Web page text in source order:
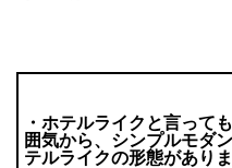
・ホテルライクと言って
囲気から、 シンプルモダ
テルライクの形態があり